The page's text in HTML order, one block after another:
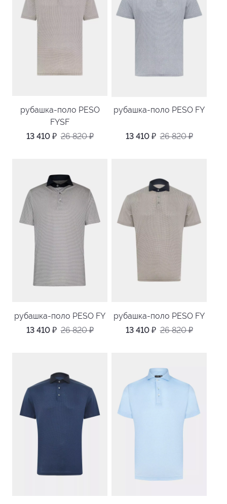
рубашка-поло PESO
FYSF
13 410 ₽ 26 820₽
рубашка-поло PESO FY
13 410 ₽ 26 820₽
рубашка-поло PESO FY
13 410 ₽ 26 820₽
рубашка-поло PESO FY
13 410 ₽ 26 820₽